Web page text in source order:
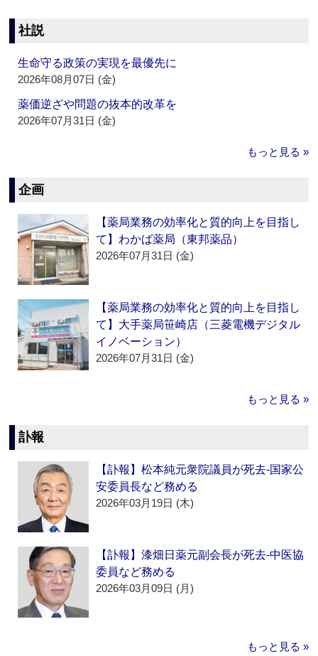
社説
生命守る政策の実現を最優先に
2026年08月07日 (金)
薬価逆ざや問題の抜本的改革を
2026年07月31日 (金)
もっと見る »
企画
【薬局業務の効率化と質的向上を目指し
て】わかば薬局（東邦薬品）
2026年07月31日 (金)
【薬局業務の効率化と質的向上を目指し
て】大手薬局笹崎店（三菱電機デジタル
イノベーション）
2026年07月31日 (金)
もっと見る »
訃報
【訃報】松本純元衆院議員が死去‐国家公
安委員長など務める
2026年03月19日 (木)
【訃報】漆畑日薬元副会長が死去‐中医協
委員など務める
2026年03月09日 (月)
もっと見る »